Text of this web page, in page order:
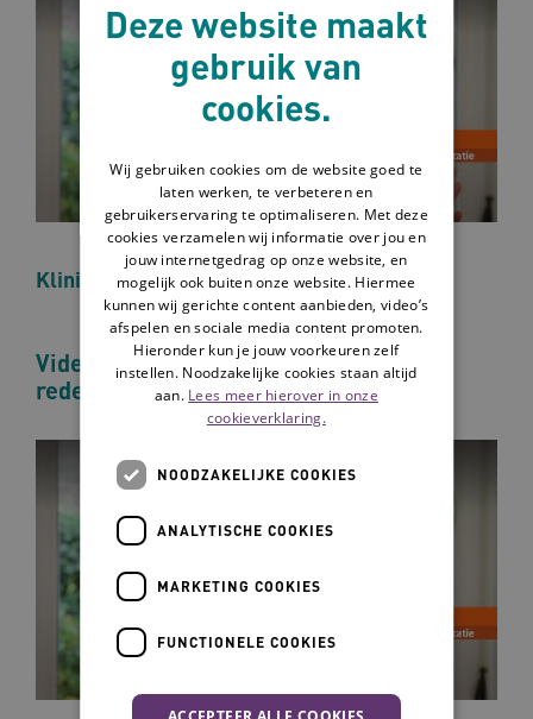
Klinisch redeneren - introductie
Video 2. klinisch redeneren – denk- en
redeneerproces
Deze website maakt
gebruik van
cookies.
Wij gebruiken cookies om de website goed te
laten werken, te verbeteren en
gebruikerservaring te optimaliseren. Met deze
cookies verzamelen wij informatie over jou en
jouw internetgedrag op onze website, en
mogelijk ook buiten onze website. Hiermee
kunnen wij gerichte content aanbieden, video’s
afspelen en sociale media content promoten.
Hieronder kun je jouw voorkeuren zelf
instellen. Noodzakelijke cookies staan altijd
aan. Lees meer hierover in onze
cookieverklaring.
NOODZAKELIJKE COOKIES
ANALYTISCHE COOKIES
MARKETING COOKIES
FUNCTIONELE COOKIES